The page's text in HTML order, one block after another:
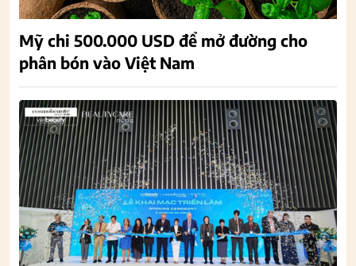
Mỹ chi 500.000 USD để mở đường cho
phân bón vào Việt Nam